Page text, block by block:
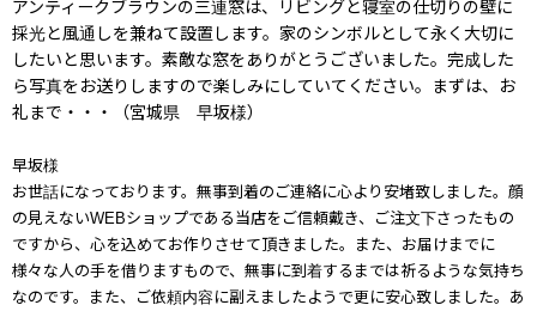
アンティークブラウンの三連窓は、リビングと寝室の仕切りの壁に
採光と風通しを兼ねて設置します。家のシンボルとして永く大切に
したいと思います。素敵な窓をありがとうございました。完成した
ら写真をお送りしますので楽しみにしていてください。まずは、お
礼まで・・・（宮城県 早坂様）
早坂様
お世話になっております。 無事到着のご連絡に心より安堵致しました。 顔
の見えないWEBショップである当店をご信頼戴き、
ご注文下さったもの
ですから、心を込めてお作りさせて頂きました。
また、お届けまでに
様々な人の手を借りますもので、 無事に到着するまでは祈るような気持ち
なのです。
また、ご依頼内容に副えましたようで更に安心致しました。 あ